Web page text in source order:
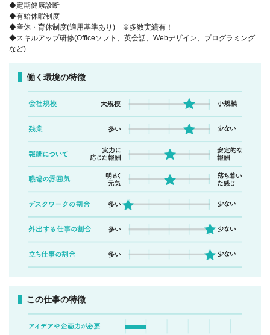
◆定期健康診断
◆有給休暇制度
◆産休・育休制度(適用基準あり) ※多数実績有！
◆スキルアップ研修(Officeソフト、英会話、Webデザイン、プログラミング
など)
働く環境の特徴
この仕事の特徴